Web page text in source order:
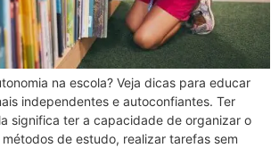
na escola? Veja dicas para educar
independentes e autoconfiantes. Ter
significa ter a capacidade de organizar o
de estudo, realizar tarefas sem